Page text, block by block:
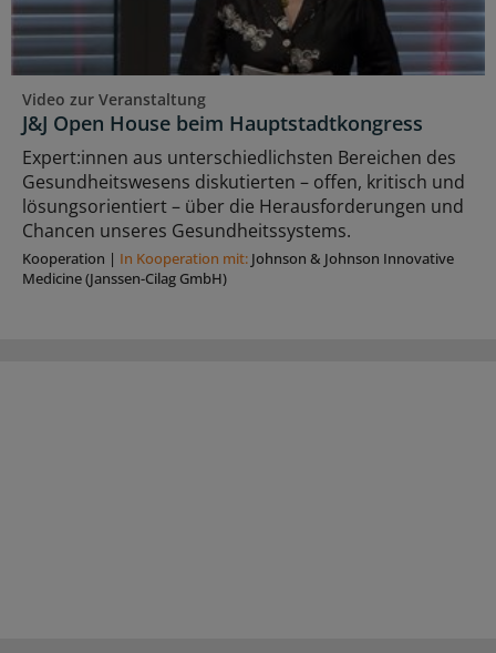
Video zur Veranstaltung
J&J Open House beim Hauptstadtkongress
Expert:innen aus unterschiedlichsten Bereichen des
Gesundheitswesens diskutierten – offen, kritisch und
lösungsorientiert – über die Herausforderungen und
Chancen unseres Gesundheitssystems.
Kooperation | In Kooperation mit: Johnson & Johnson Innovative
Medicine (Janssen-Cilag GmbH)